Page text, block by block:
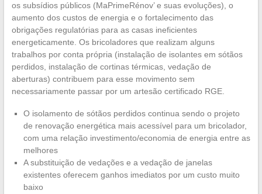
os subsídios públicos (MaPrimeRénov’ e suas evoluções), o
aumento dos custos de energia e o fortalecimento das
obrigações regulatórias para as casas ineficientes
energeticamente. Os bricoladores que realizam alguns
trabalhos por conta própria (instalação de isolantes em sótãos
perdidos, instalação de cortinas térmicas, vedação de
aberturas) contribuem para esse movimento sem
necessariamente passar por um artesão certificado RGE.
O isolamento de sótãos perdidos continua sendo o projeto
de renovação energética mais acessível para um bricolador,
com uma relação investimento/economia de energia entre as
melhores
A substituição de vedações e a vedação de janelas
existentes oferecem ganhos imediatos por um custo muito
baixo